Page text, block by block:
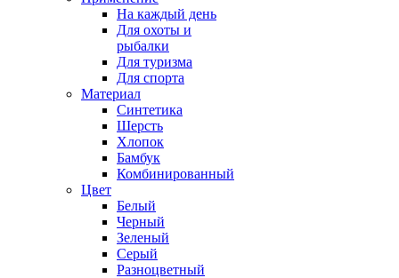
На каждый день
Для охоты и
рыбалки
Для туризма
Для спорта
Материал
Синтетика
Шерсть
Хлопок
Бамбук
Комбинированный
Цвет
Белый
Черный
Зеленый
Серый
Разноцветный